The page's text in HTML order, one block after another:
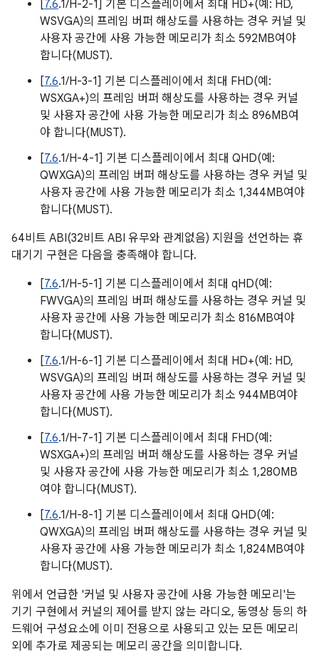
7.6.1/H-2-1] 기본 디스플레이에서 최대 HD+(예: HD,
WSVGA)의 프레임 버퍼 해상도를 사용하는 경우 커널 및
사용자 공간에 사용 가능한 메모리가 최소 592MB여야
합니다(MUST).
[7.6.1/H-3-1] 기본 디스플레이에서 최대 FHD(예:
WSXGA+)의 프레임 버퍼 해상도를 사용하는 경우 커널
및 사용자 공간에 사용 가능한 메모리가 최소 896MB여
야 합니다(MUST).
[7.6.1/H-4-1] 기본 디스플레이에서 최대 QHD(예:
QWXGA)의 프레임 버퍼 해상도를 사용하는 경우 커널 및
사용자 공간에 사용 가능한 메모리가 최소 1,344MB여야
합니다(MUST).
64비트 ABI(32비트 ABI 유무와 관계없음) 지원을 선언하는 휴
대기기 구현은 다음을 충족해야 합니다.
[7.6.1/H-5-1] 기본 디스플레이에서 최대 qHD(예:
FWVGA)의 프레임 버퍼 해상도를 사용하는 경우 커널 및
사용자 공간에 사용 가능한 메모리가 최소 816MB여야
합니다(MUST).
[7.6.1/H-6-1] 기본 디스플레이에서 최대 HD+(예: HD,
WSVGA)의 프레임 버퍼 해상도를 사용하는 경우 커널 및
사용자 공간에 사용 가능한 메모리가 최소 944MB여야
합니다(MUST).
[7.6.1/H-7-1] 기본 디스플레이에서 최대 FHD(예:
WSXGA+)의 프레임 버퍼 해상도를 사용하는 경우 커널
및 사용자 공간에 사용 가능한 메모리가 최소 1,280MB
여야 합니다(MUST).
[7.6.1/H-8-1] 기본 디스플레이에서 최대 QHD(예:
QWXGA)의 프레임 버퍼 해상도를 사용하는 경우 커널 및
사용자 공간에 사용 가능한 메모리가 최소 1,824MB여야
합니다(MUST).
위에서 언급한 '커널 및 사용자 공간에 사용 가능한 메모리'는
기기 구현에서 커널의 제어를 받지 않는 라디오, 동영상 등의 하
드웨어 구성요소에 이미 전용으로 사용되고 있는 모든 메모리
외에 추가로 제공되는 메모리 공간을 의미합니다.